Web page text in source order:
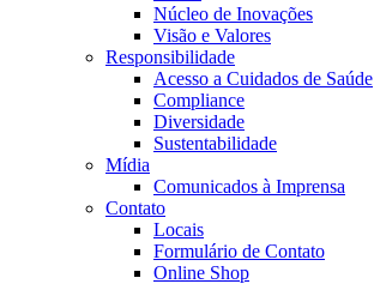
Núcleo de Inovações
Visão e Valores
Responsibilidade
Acesso a Cuidados de Saúde
Compliance
Diversidade
Sustentabilidade
Mídia
Comunicados à Imprensa
Contato
Locais
Formulário de Contato
Online Shop